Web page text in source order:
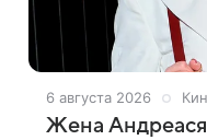
6 августа 2026
Жена